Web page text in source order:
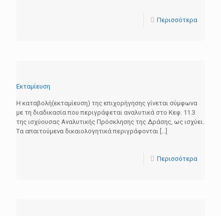
Περισσότερα
Εκταμίευση
Η καταβολή(εκταμίευση) της επιχορήγησης γίνεται σύμφωνα
με τη διαδικασία που περιγράφεται αναλυτικά στο Κεφ. 11.3
της ισχύουσας Αναλυτικής Πρόσκλησης της Δράσης, ως ισχύει.
Tα απαιτούμενα δικαιολογητικά περιγράφονται […]
Περισσότερα